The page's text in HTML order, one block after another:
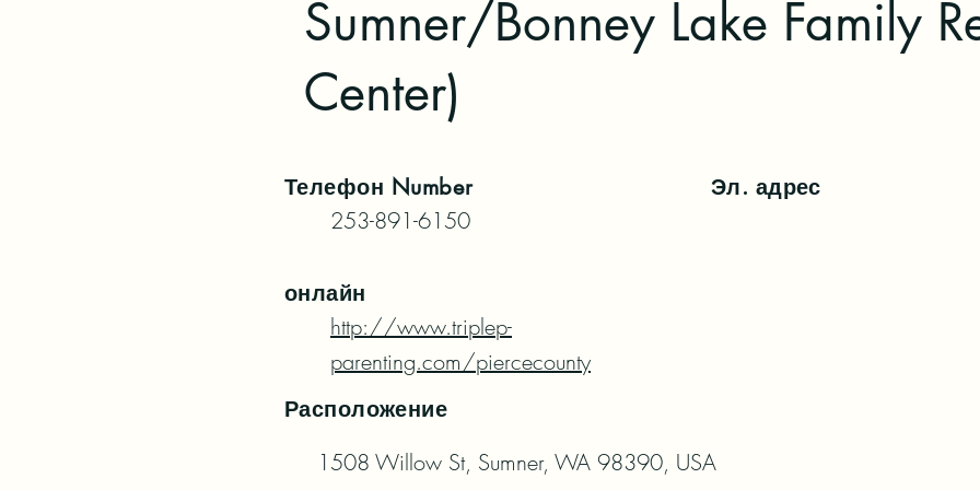
Sumner/Bonney Lake Family
Center)
Телефон Number
253-891-6150
Эл. адрес
онлайн
http://www.triplep-
parenting.com/piercecounty
Расположение
1508 Willow St, Sumner, WA 98390, USA